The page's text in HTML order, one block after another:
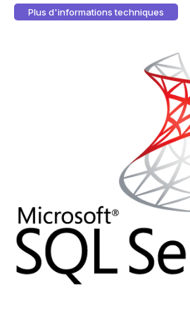
Plus d'informations techniques